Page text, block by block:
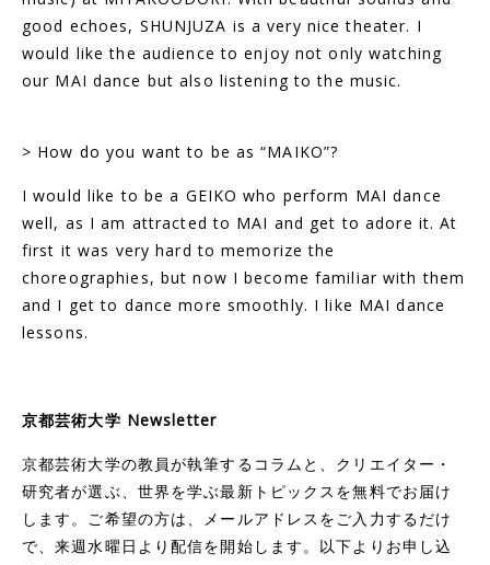
good echoes, SHUNJUZA is a very nice theater. I
would like the audience to enjoy not only watching
our MAI dance butalso listening to the music.
> How do you want to be as “MAIKO”?
I would like to be a GEIKO who perform MAI dance
well, as I am attracted to MAI and get to adore it. At
first it was very hard to memorize the
choreographies, but now I become familiar with them
and I get to dance more smoothly. I like MAI dance
lessons.
京都芸術大学 Newsletter
京都芸術大学の教員が執筆するコラムと、クリエイター・
研究者が選ぶ、世界を学ぶ最新トピックスを無料でお届け
します。ご希望の方は、メールアドレスをご入力するだけ
で、来週水曜日より配信を開始します。以下よりお申し込